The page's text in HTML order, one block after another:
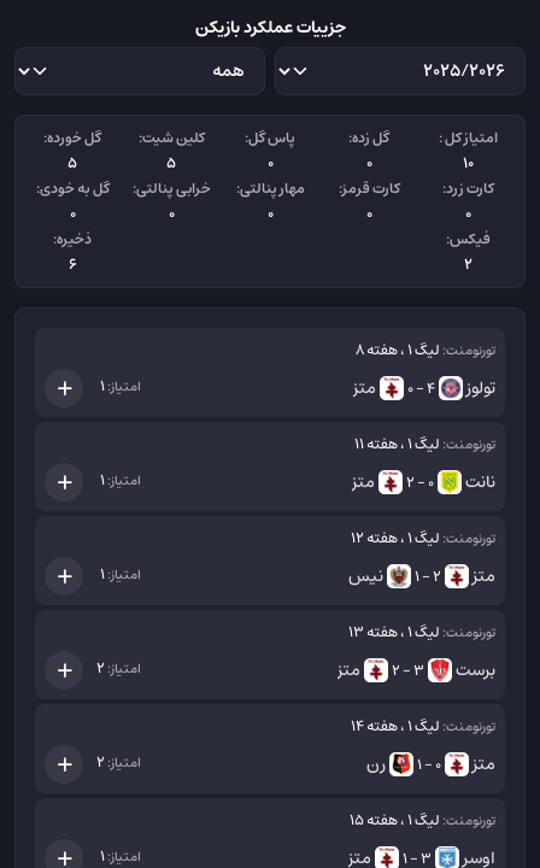
جزییات عملکرد بازیکن
امتیاز کل :
10
گل زده:
0
پاس گل:
0
کلین شیت:
5
گل خورده:
5
کارت زرد:
0
کارت قرمز:
0
مهار پنالتی:
0
خرابی پنالتی:
0
گل به خودی:
0
فیکس:
2
ذخیره:
6
تورنومنت: لیگ 1 ، هفته 8
تولوز 4 - 0 متز امتیاز:1
تورنومنت: لیگ 1 ، هفته 11
نانت 0 - 2 متز امتیاز:1
تورنومنت: لیگ 1 ، هفته 12
متز 2 - 1 نیس امتیاز:1
تورنومنت: لیگ 1 ، هفته 13
برست 3 - 2 متز امتیاز: 2
تورنومنت: لیگ 1 ، هفته 14
متز 0 - 1 رن امتیاز: 2
تورنومنت: لیگ 1 ، هفته 15
اوسر 3 - 1 متز امتیاز:1